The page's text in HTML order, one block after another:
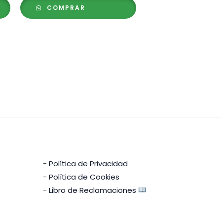
S/ 65.00
COMPRAR
-Política de Privacidad
-Política de Cookies
-Libro de Reclamaciones